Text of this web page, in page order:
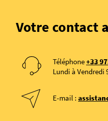
Votre contact
Téléphone+33
Lundi à Vendredi
E-mail :